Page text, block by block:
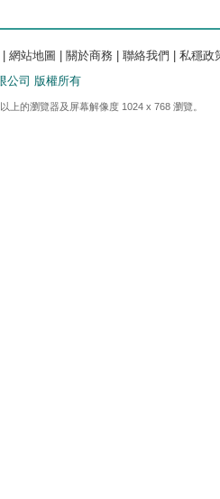
網站地圖 關於商務 聯絡我們
私穩政
公司 版權所有
上的瀏覽器及屏幕解像度 1024 x 768 瀏覽。